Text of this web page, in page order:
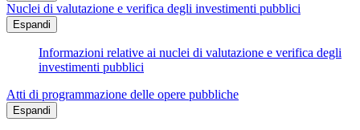
Nuclei di valutazione e verifica degli investimenti pubblici
Espandi
Informazioni relative ai nuclei di valutazione e verifica degli
investimenti pubblici
Atti di programmazione delle opere pubbliche
Espandi